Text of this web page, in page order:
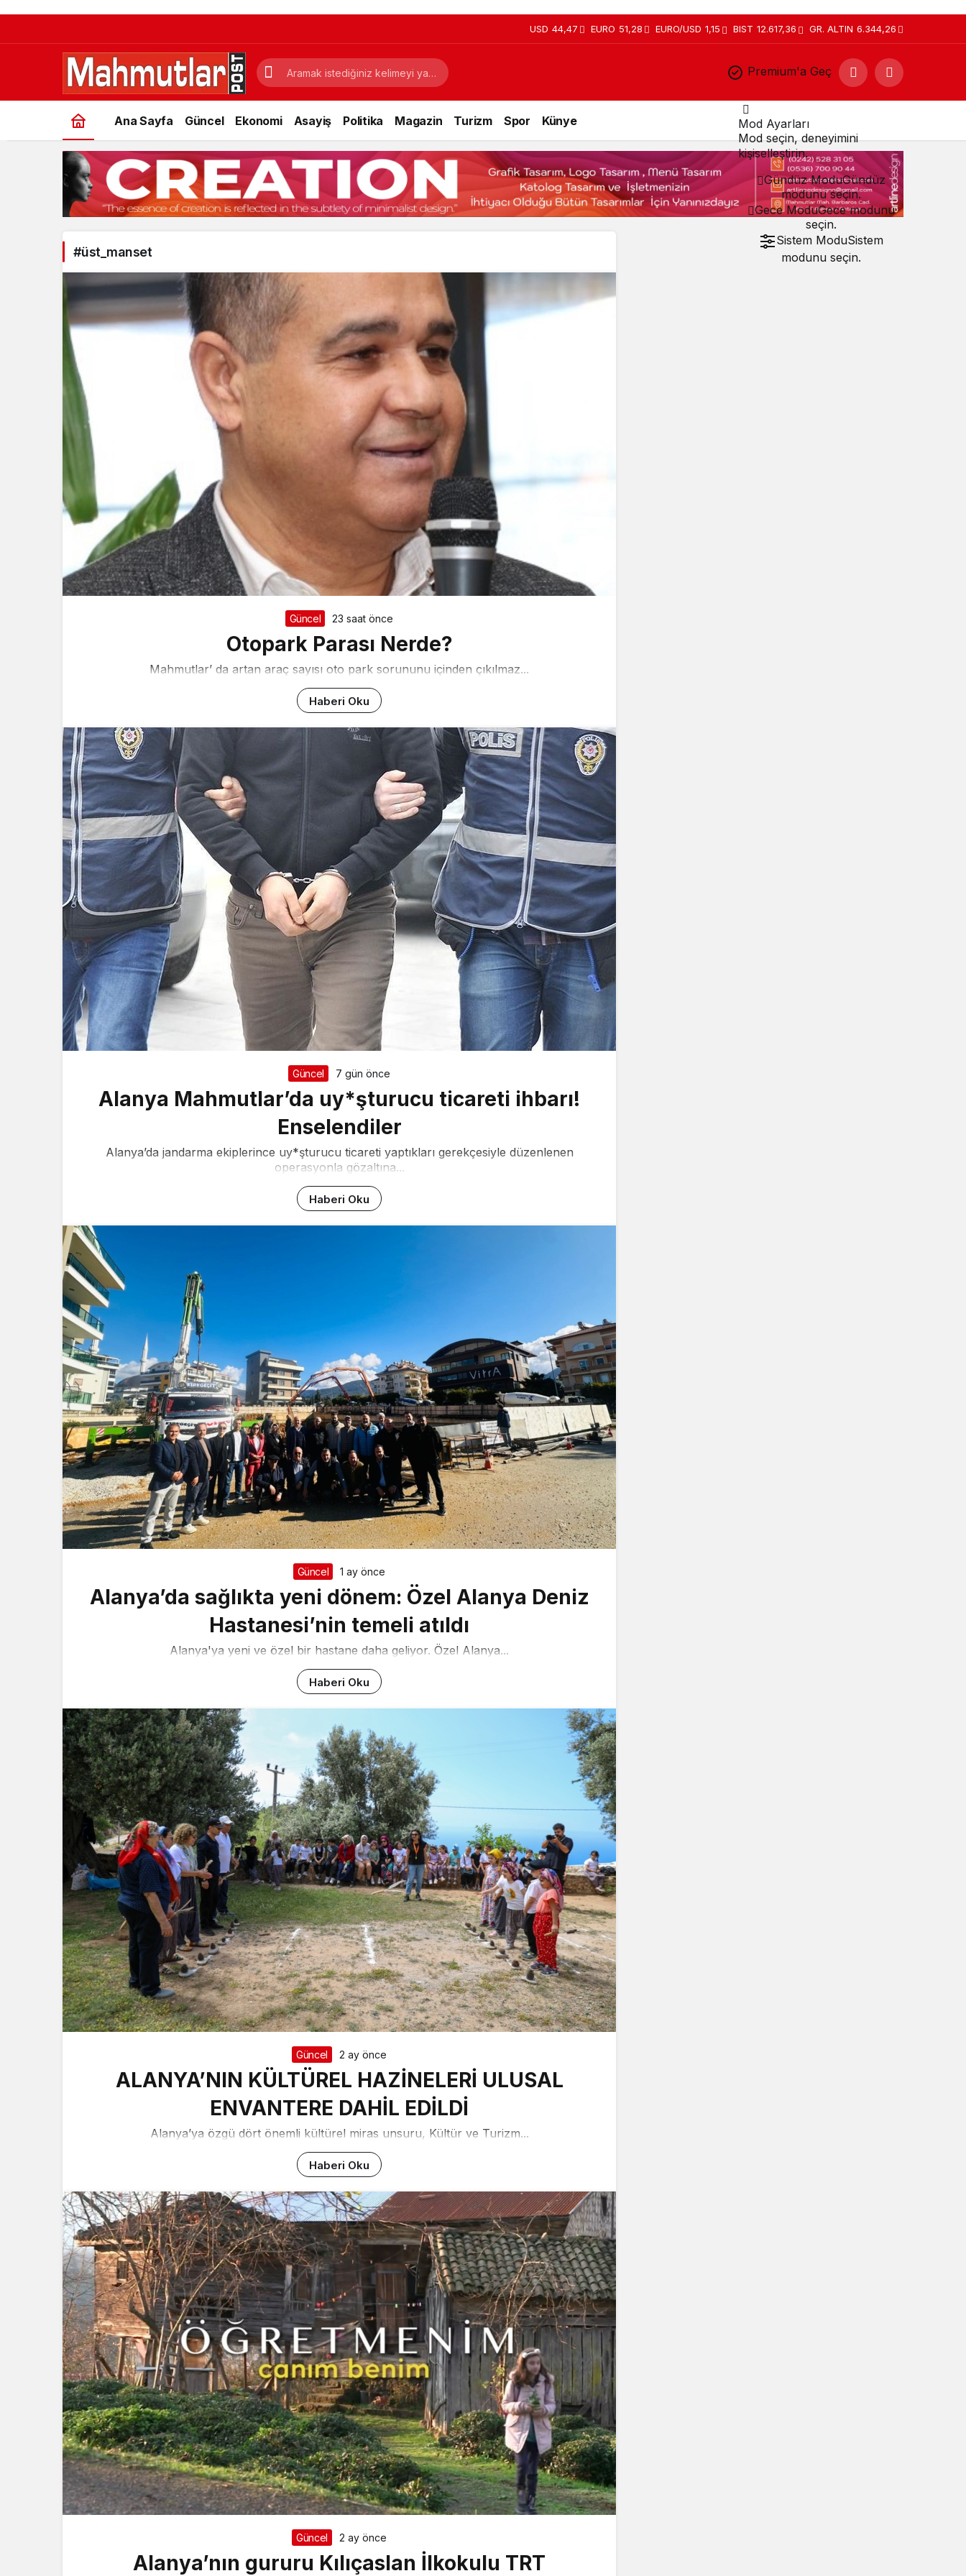
USD 44,47 EURO 51,28 EURO/USD 1,15 BIST 12.617,36 GR. ALTIN 6.344,26
Premium'a Geç
Ana Sayfa Güncel Ekonomi Asayiş Politika Magazin Turizm Spor Künye
Mod Ayarları
Mod seçin, deneyimini
kişiselleştirin.
Gündüz ModuGündüz
modunu seçin.
Gece ModuGece modunu
seçin.
Sistem ModuSistem
modunu seçin.
#üst_manset
Güncel 23 saat önce
Otopark Parası Nerde?
Mahmutlar’ da artan araç sayısı oto park sorununu içinden çıkılmaz...
Haberi Oku
Güncel 7 gün önce
Alanya Mahmutlar’da uy*şturucu ticareti ihbarı!
Enselendiler
Alanya’da jandarma ekiplerince uy*şturucu ticareti yaptıkları gerekçesiyle düzenlenen
operasyonla gözaltına...
Haberi Oku
Güncel 1 ay önce
Alanya’da sağlıkta yeni dönem: Özel Alanya Deniz
Hastanesi’nin temeli atıldı
Alanya'ya yeni ve özel bir hastane daha geliyor. Özel Alanya...
Haberi Oku
Güncel 2 ay önce
ALANYA’NIN KÜLTÜREL HAZİNELERİ ULUSAL
ENVANTERE DAHİL EDİLDİ
Alanya’ya özgü dört önemli kültürel miras unsuru, Kültür ve Turizm...
Haberi Oku
Güncel 2 ay önce
​Alanya’nın gururu Kılıçaslan İlkokulu TRT